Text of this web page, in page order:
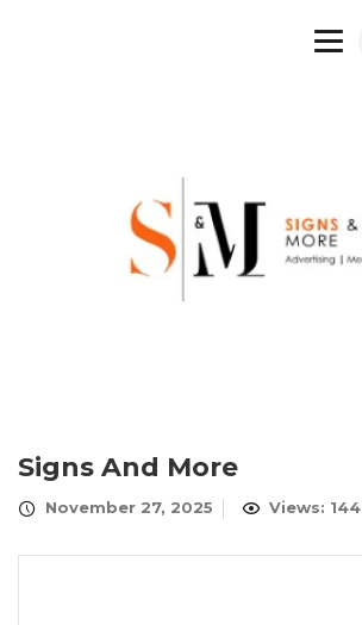
Signs And More
November 27, 2025 Views: 144